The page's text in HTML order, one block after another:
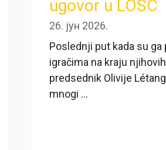
ugovor u LOSC
26. јун 2026.
Poslednji put kada su ga
igračima na kraju
predsednik Olivije
mnogi ...